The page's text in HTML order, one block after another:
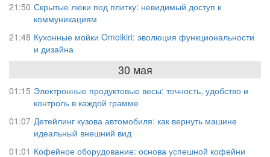
21:50 Скрытые люки под плитку: невидимый доступ к
коммуникациям
21:48 Кухонные мойки Omoikiri: эволюция функциональности
и дизайна
30 мая
01:15 Электронные продуктовые весы: точность, удобство и
контроль в каждой грамме
01:07 Детейлинг кузова автомобиля: как вернуть машине
идеальный внешний вид
01:01 Кофейное оборудование: основа успешной кофейни